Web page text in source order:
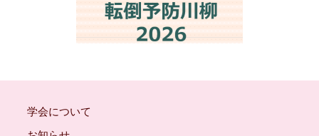
学会について